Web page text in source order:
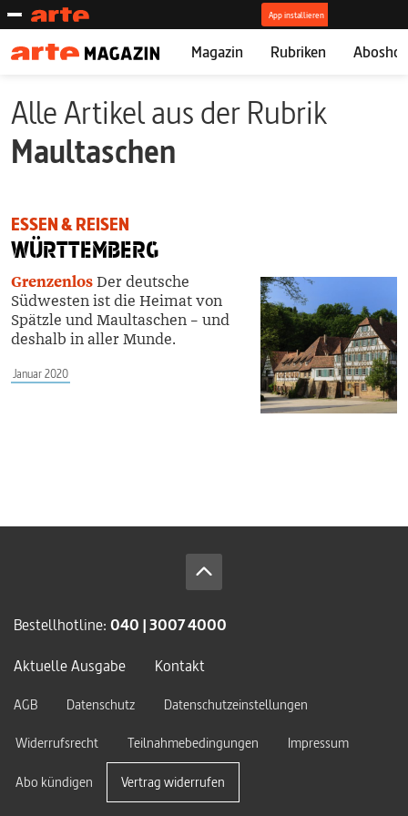
Magazin Rubriken
Alle Artikel aus der Rubrik
Maultaschen
ESSEN & REISEN
WÜRTTEMBERG
GrenzenlosDer deutsche
Südwesten ist die Heimat von
Spätzle und Maultaschen – und
deshalb in aller Munde.
Januar 2020
Bestellhotline: 040 | 3007 4000
Aktuelle Ausgabe
Kontakt
AGB Datenschutz
Datenschutzeinstellungen
Widerrufsrecht
Teilnahmebedingungen Impressum
Abo kündigen Vertrag widerrufen